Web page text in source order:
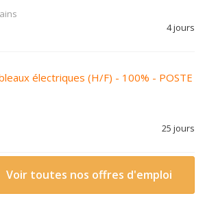
4 jours
électriques (H/F) - 100% - POSTE
25 jours
Voir toutes nos offres d'emploi